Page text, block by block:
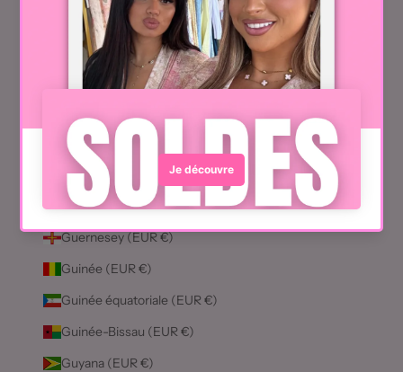
Ghana (EUR €)
Gibraltar (EUR €)
Grèce (EUR €)
Groenland (EUR €)
Guadeloupe (EUR €)
Guatemala (EUR €)
Guernesey (EUR €)
Guinée (EUR €)
Guinée équatoriale (EUR €)
Guinée-Bissau (EUR €)
Guyana (EUR €)